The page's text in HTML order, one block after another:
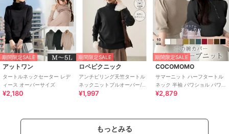
期間限定SALE
アットワン
タートルネックセーター レデ
ィース オーバーサイズ
¥2,180
期間限定SALE
ロペピクニック
アンチピリング天竺タートル
ネックニットプルオーバー/イ
ージーケア
¥1,997
期間限定SALE
COCOMOMO
サマーニット ハーフタートル
ネック 半袖 パワショル パワー
ショルダー オフィスカジュア
¥2,879
もっとみる